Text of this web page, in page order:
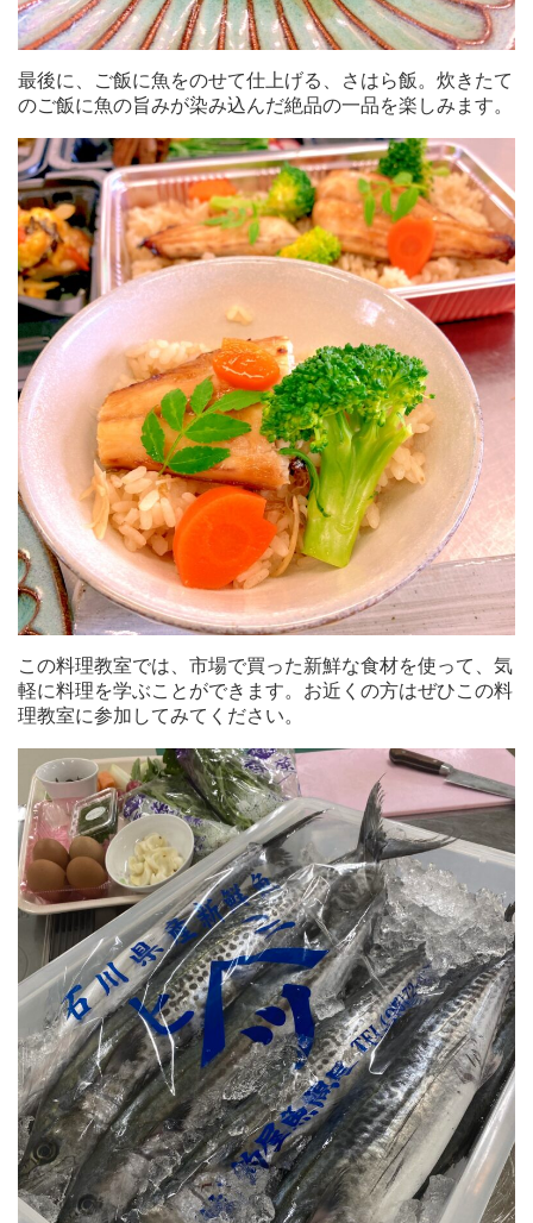
最後に、ご飯に魚をのせて仕上げる、さはら飯。炊きたて
のご飯に魚の旨みが染み込んだ絶品の一品を楽しみます。
この料理教室では、市場で買った新鮮な食材を使って、気
軽に料理を学ぶことができます。お近くの方はぜひこの料
理教室に参加してみてください。